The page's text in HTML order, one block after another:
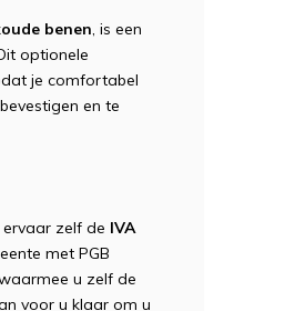
benen, is een
optionele
je comfortabel
en te
zelf de IVA
met PGB
u zelf de
voor u klaar om u